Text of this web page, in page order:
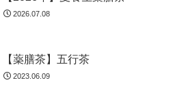
2026.07.08
【薬膳茶】五行茶
2023.06.09